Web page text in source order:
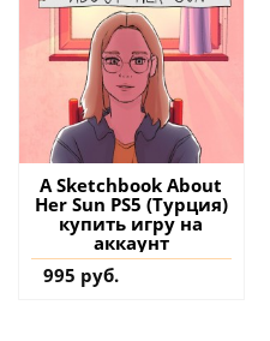
A Sketchbook About
Her Sun PS5 (Турция)
купить игру на
аккаунт
995 руб.